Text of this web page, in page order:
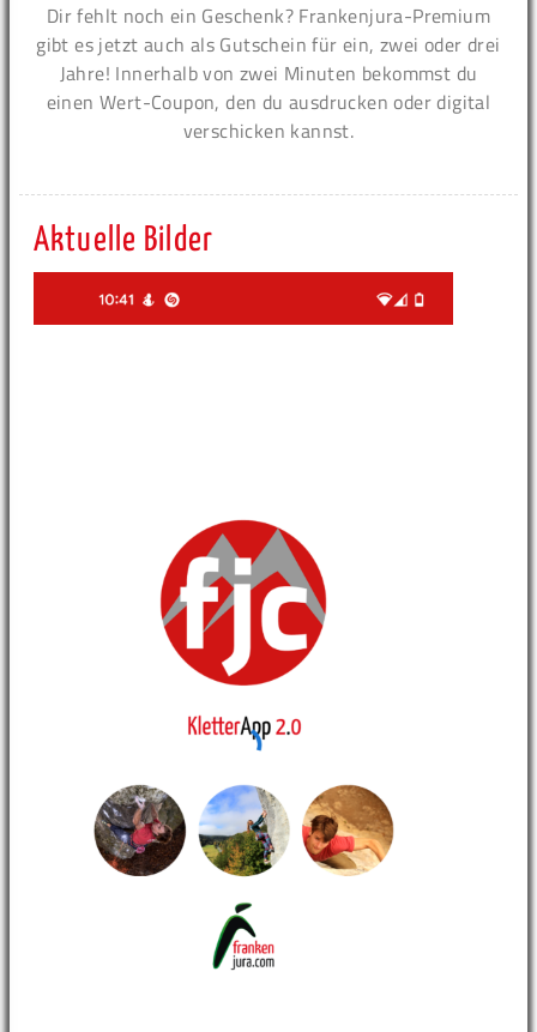
Dir fehlt noch ein Geschenk? Frankenjura-Premium
gibt es jetzt auch als Gutschein für ein, zwei oder drei
Jahre! Innerhalb von zwei Minuten bekommst du
einen Wert-Coupon, den du ausdrucken oder digital
verschicken kannst.
Aktuelle Bilder